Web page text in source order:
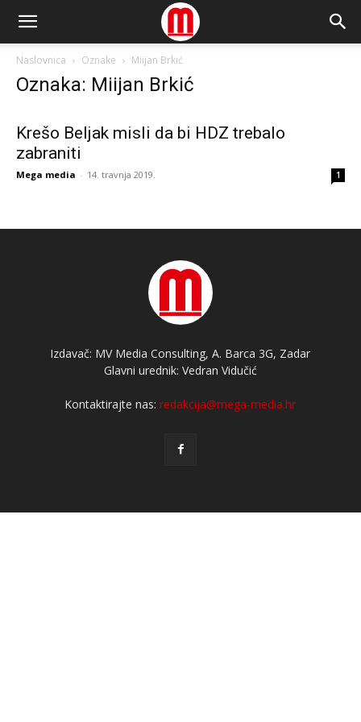
Naslovnica Oznake Miijan Brkić
Oznaka: Miijan Brkić
Krešo Beljak misli da bi HDZ trebalo
zabraniti
Mega media - 14. travnja 2019. 1
Izdavač: MV Media Consulting, A. Barca 3G, Zadar
Glavni urednik: Vedran Vidučić
Kontaktirajte nas:redakcija@mega-media.hr